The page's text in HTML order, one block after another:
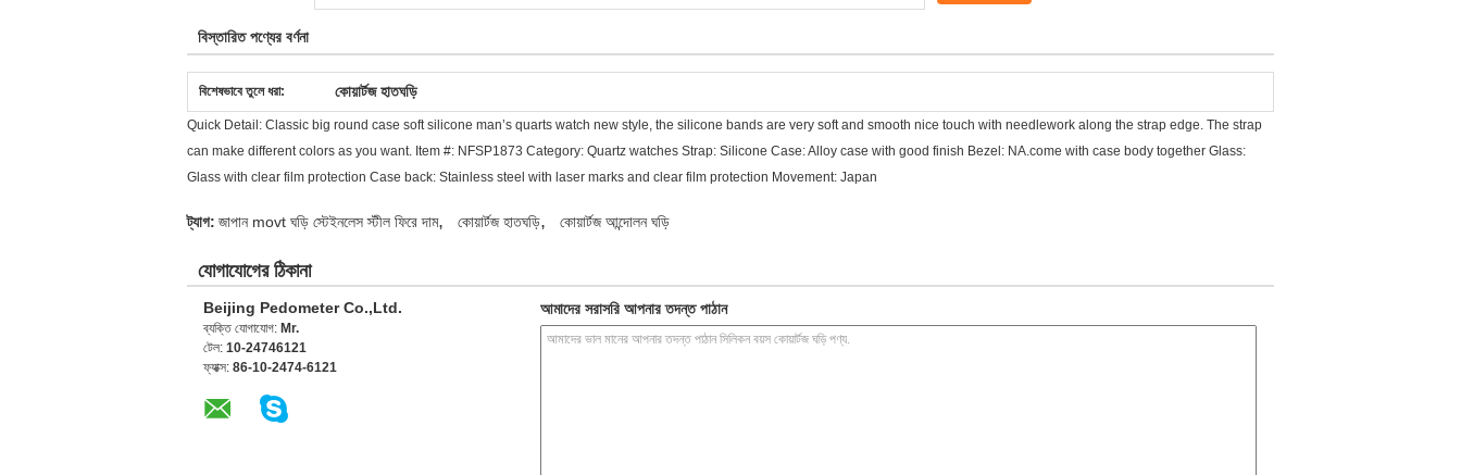
বিস্তারিত পণ্যের বর্ণনা
বিশেষভাবে তুলে ধরা: কোয়ার্টজ হাতঘড়ি
Quick Detail: Classic big round case soft silicone man’s quarts watch new style, the silicone bands are very soft and smooth nice touch with needlework along the strap edge. The strap
can make different colors as you want. Item #: NFSP1873 Category: Quartz watches Strap: Silicone Case: Alloy case with good finish Bezel: NA.come with case body together Glass:
Glass with clear film protection Case back: Stainless steel with laser marks and clear film protection Movement: Japan
ট্যাগ: জাপান movt ঘড়ি স্টেইনলেস স্টীল ফিরে দাম, কোয়ার্টজ হাতঘড়ি, কোয়ার্টজ আন্দোলন ঘড়ি
যোগাযোগের ঠিকানা
Beijing Pedometer Co.,Ltd.
ব্যক্তি যোগাযোগ: Mr.
টেল: 10-24746121
ফ্যাক্স: 86-10-2474-6121
আমাদের সরাসরি আপনার তদন্ত পাঠান